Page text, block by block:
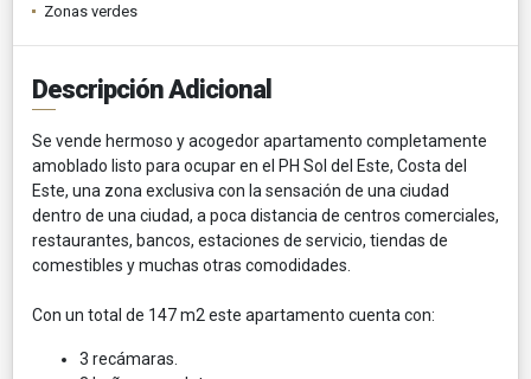
Zonas verdes
Descripción Adicional
Se vende hermoso y acogedor apartamento completamente
amoblado listo para ocupar en el PH Sol del Este, Costa del
Este, una zona exclusiva con la sensación de una ciudad
dentro de una ciudad, a poca distancia de centros comerciales,
restaurantes, bancos, estaciones de servicio, tiendas de
comestibles y muchas otras comodidades.
Con un total de 147 m2 este apartamento cuenta con:
3 recámaras.